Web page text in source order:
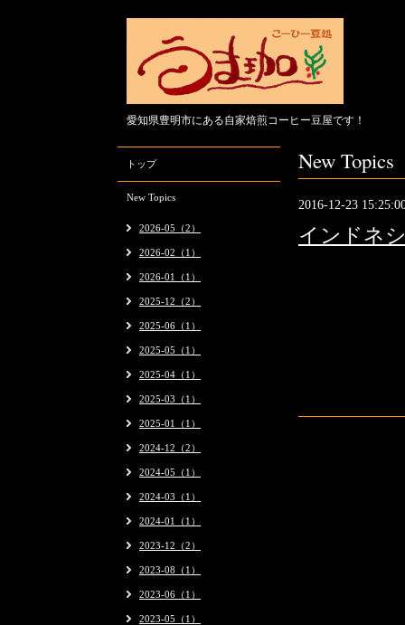
愛知県豊明市にある自家焙煎コーヒー豆屋です！
New Topics
2016-12-23
インドネ
トップ
New Topics
2026-05（2）
2026-02（1）
2026-01（1）
2025-12（2）
2025-06（1）
2025-05（1）
2025-04（1）
2025-03（1）
2025-01（1）
2024-12（2）
2024-05（1）
2024-03（1）
2024-01（1）
2023-12（2）
2023-08（1）
2023-06（1）
2023-05（1）